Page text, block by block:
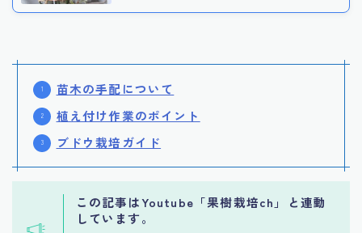
苗木の手配について
植え付け作業のポイント
ブドウ栽培ガイド
この記事はYoutube「果樹栽培ch」と連動
しています。